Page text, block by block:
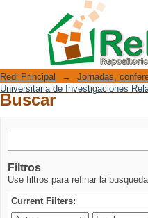
Repositorio Digital
Redi Principal → Jornadas,
Universitaria de Investigaciones
Buscar
Filtros
Use filtros para refinar la
Current Filters: